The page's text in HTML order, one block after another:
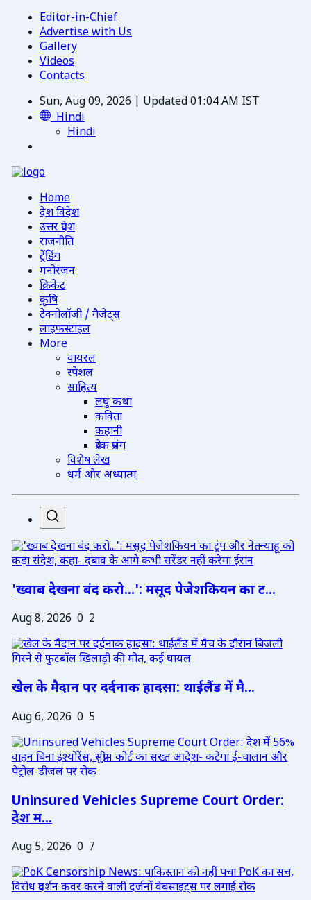
Editor-in-Chief
Advertise with Us
Gallery
Videos
Contacts
Sun, Aug 09, 2026 | Updated 01:04 AM IST
Hindi
Hindi
Home
देश विदेश
उत्तर प्रदेश
राजनीति
ट्रेंडिंग
मनोरंजन
क्रिकेट
कृषि
टेक्नोलॉजी / गैजेट्स
लाइफस्टाइल
More
वायरल
स्पेशल
साहित्य
लघु कथा
कविता
कहानी
प्रेरक प्रसंग
विशेष लेख
धर्म और अध्यात्म
'ख्वाब देखना बंद करो...': मसूद पेजेशकियन का ट...
Aug 8, 2026 0 2
खेल के मैदान पर दर्दनाक हादसा: थाईलैंड में मै...
Aug 6, 2026 0 5
Uninsured Vehicles Supreme Court Order:
देश म...
Aug 5, 2026 0 7